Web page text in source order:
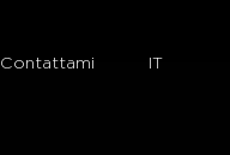
Contattami